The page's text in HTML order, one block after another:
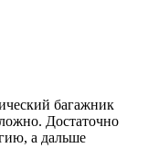
багажник
Достаточно
а дальше